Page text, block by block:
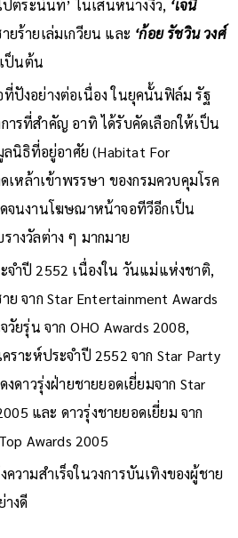
ตระนันท์’ ในเสน่ห์นางงิ้ว, ‘เจนี่
ยร้ายเล่มเกวียน และ ‘ก้อย รัชวิน วงศ์
ป็นต้น
ปังอย่างต่อเนื่อง ในยุคนั้นฟิล์ม รัฐ
ารที่สำคัญ อาทิ ได้รับคัดเลือกให้เป็น
ลนิธิที่อยู่อาศัย (Habitat For
เหล้าเข้าพรรษา ของกรมควบคุมโรค
จนงานโฆษณาหน้าจอทีวีอีกเป็น
างวัลต่าง ๆ มากมาย
จำปี 2552 เนื่องใน วันแม่แห่งชาติ,
ย จาก Star Entertainment Awards
ยรุ่น จาก OHO Awards 2008,
ราะห์ประจำปี 2552 จาก Star Party
ดาวรุ่งฝ่ายชายยอดเยี่ยมจาก Star
และ ดาวรุ่งชายยอดเยี่ยม จาก
Awards 2005
วามสำเร็จในวงการบันเทิงของผู้ชาย
งดี